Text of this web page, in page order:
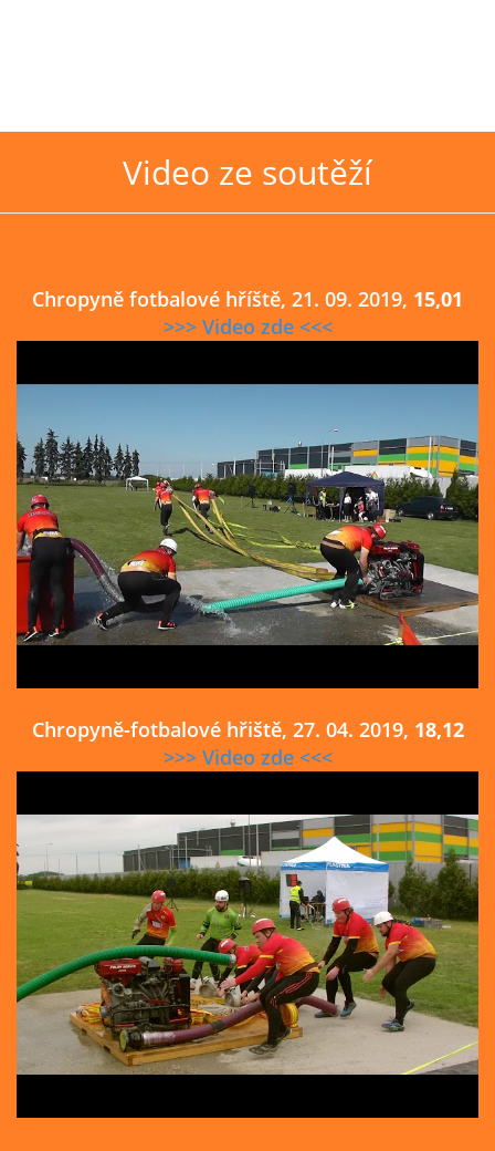
Video ze soutěží
Chropyně fotbalové hříště, 21. 09. 2019, 15,01
>>> Video zde <<<
Chropyně-fotbalové hřiště, 27. 04. 2019, 18,12
>>> Video zde <<<